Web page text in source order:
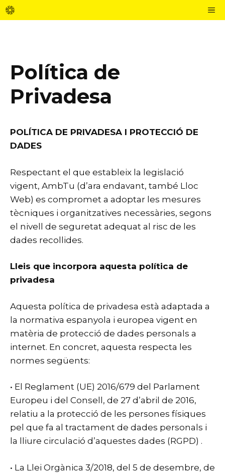
Vés
al
Política de
Privadesa
POLÍTICA DE PRIVADESA I PROTECCIÓ DE
DADES
Respectant el que estableix la legislació
vigent, AmbTu (d’ara endavant, també Lloc
Web) es compromet a adoptar les mesures
tècniques i organitzatives necessàries, segons
el nivell de seguretat adequat al risc de les
dades recollides.
Lleis que incorpora aquesta política de
privadesa
Aquesta política de privadesa està adaptada a
la normativa espanyola i europea vigent en
matèria de protecció de dades personals a
internet. En concret, aquesta respecta les
normes següents:
• El Reglament (UE) 2016/679 del Parlament
Europeu i del Consell, de 27 d’abril de 2016,
relatiu a la protecció de les persones físiques
pel que fa al tractament de dades personals i
la lliure circulació d’aquestes dades (RGPD) .
• La Llei Orgànica 3/2018, del 5 de desembre, de